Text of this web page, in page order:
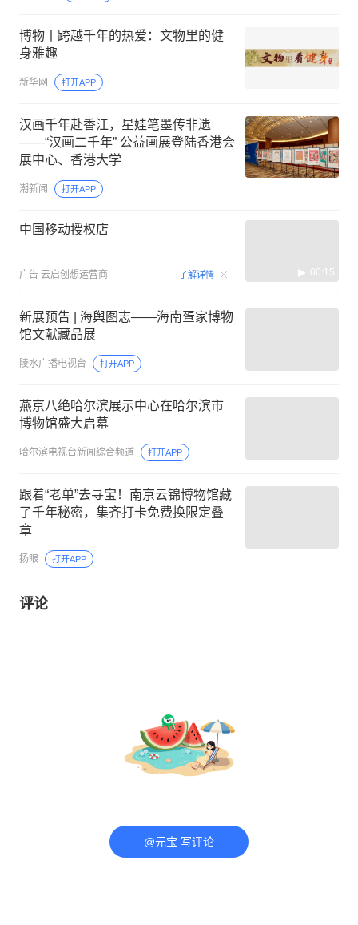
博物丨跨越千年的热爱：文物里的健
身雅趣
新华网 打开APP
汉画千年赴香江，星娃笔墨传非遗
——“汉画二千年” 公益画展登陆香港会
展中心、香港大学
潮新闻 打开APP
中国移动授权店
广告 云启创想运营商 了解详情 00:15
新展预告 | 海舆图志——海南疍家博物
馆文献藏品展
陵水广播电视台 打开APP
燕京八绝哈尔滨展示中心在哈尔滨市
博物馆盛大启幕
哈尔滨电视台新闻综合频道 打开APP
跟着“老单”去寻宝！南京云锦博物馆藏
了千年秘密，集齐打卡免费换限定叠
章
扬眼 打开APP
评论
@元宝 写评论